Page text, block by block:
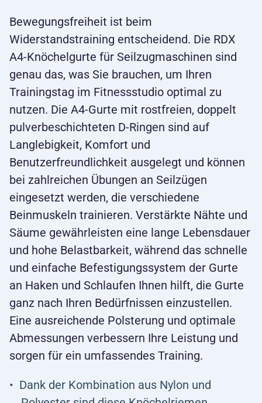
Bewegungsfreiheit ist beim
Widerstandstraining entscheidend. Die RDX
A4-Knöchelgurte für Seilzugmaschinen sind
genau das, was Sie brauchen, um Ihren
Trainingstag im Fitnessstudio optimal zu
nutzen. Die A4-Gurte mit rostfreien, doppelt
pulverbeschichteten D-Ringen sind auf
Langlebigkeit, Komfort und
Benutzerfreundlichkeit ausgelegt und können
bei zahlreichen Übungen an Seilzügen
eingesetzt werden, die verschiedene
Beinmuskeln trainieren. Verstärkte Nähte und
Säume gewährleisten eine lange Lebensdauer
und hohe Belastbarkeit, während das schnelle
und einfache Befestigungssystem der Gurte
an Haken und Schlaufen Ihnen hilft, die Gurte
ganz nach Ihren Bedürfnissen einzustellen.
Eine ausreichende Polsterung und optimale
Abmessungen verbessern Ihre Leistung und
sorgen für ein umfassendes Training.
Dank der Kombination aus Nylon und